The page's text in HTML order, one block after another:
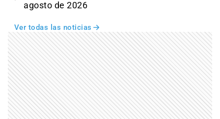
agosto de 2026
Ver todas las noticias